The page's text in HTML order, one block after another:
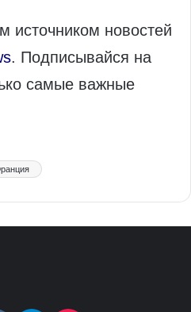
источником новостей
. Подписывайся на
самые важные